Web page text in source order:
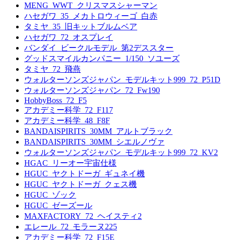
MENG_WWT_クリスマスシャーマン
ハセガワ_35_メカトロウィーゴ_白赤
タミヤ_35_旧キットブルムベア
ハセガワ_72_オスプレイ
バンダイ_ビークルモデル_第2デススター
グッドスマイルカンパニー_1/150_ソユーズ
タミヤ_72_飛燕
ウォルターソンズジャパン_モデルキット999_72_P51D
ウォルターソンズジャパン_72_Fw190
HobbyBoss_72_F5
アカデミー科学_72_F117
アカデミー科学_48_F8F
BANDAISPIRITS_30MM_アルトブラック
BANDAISPIRITS_30MM_シエルノヴァ
ウォルターソンズジャパン_モデルキット999_72_KV2
HGAC_リーオー宇宙仕様
HGUC_ヤクトドーガ_ギュネイ機
HGUC_ヤクトドーガ_クェス機
HGUC_ゾック
HGUC_ゼーズール
MAXFACTORY_72_ヘイスティ2
エレール_72_モラーヌ225
アカデミー科学_72_F15E